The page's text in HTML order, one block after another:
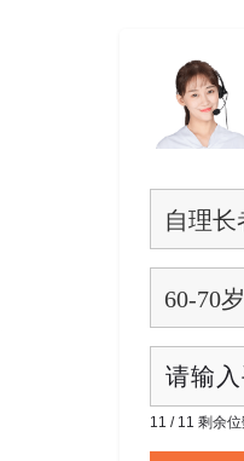
11 / 11 剩余